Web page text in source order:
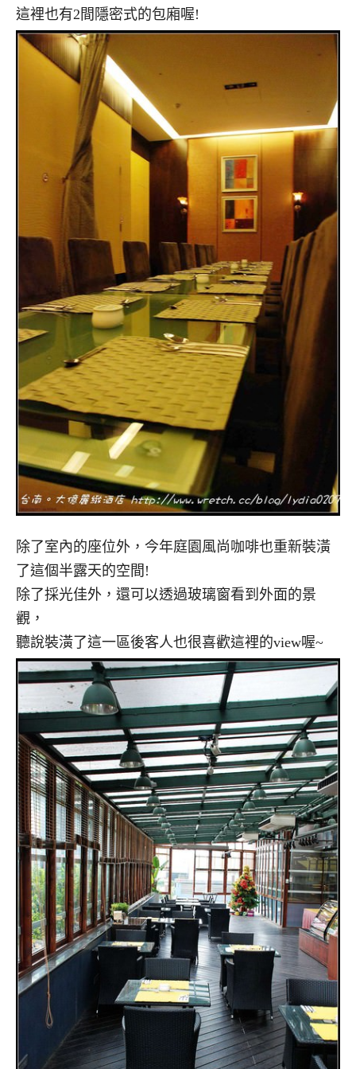
這裡也有2間隱密式的包廂喔!
除了室內的座位外，今年庭園風尚咖啡也重新裝潢
了這個半露天的空間!
除了採光佳外，還可以透過玻璃窗看到外面的景
觀，
聽說裝潢了這一區後客人也很喜歡這裡的view喔~